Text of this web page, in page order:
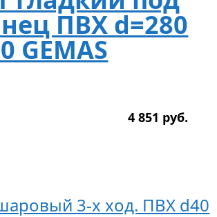
ПВХ d=280
GEMAS
4 851 руб.
3-х ход. ПВХ d40